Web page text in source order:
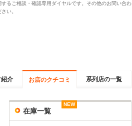
るご相談・確認専用ダイヤルです。その他のお問い合わ
い。
介 お店のクチコミ 系列店の一覧
在庫一覧
NEW
NEW
NEW
NEW
NEW
NEW